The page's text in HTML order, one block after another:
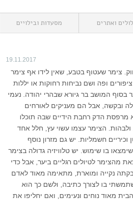
ואתרים מסעדות ובילויים
19.11.2017
צימר שעטוף בטבע, שאין לידו אף צימר
ופה ושם נביחות רחוקות או יללות
בסוף המושב בר גיורא שבהרי יהודה. נעמי
ובקשה, אבל הם מעניקים לאורחים
מרפסת הדק רחבת הידיים שבה תוכלו
הצימר עצמו עשוי עץ, חלל אחד
חשמליות. יש גם מזרון נוסף
בו שימוש. יש טלוויזיה גדולה בצימר
מהצימר לטיולים רגליים ביער, אבל כדי
נקייה ומוארת, מתאימה מאוד לאדם
בו לצורך כתיבה, ולשם כך הוא
בעונה. בעלי הבית מאוד נוחים ונעימים, ואם יחליפו את